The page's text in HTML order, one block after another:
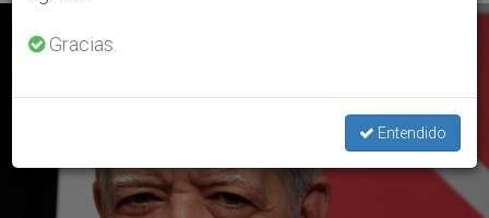
ÚLTIMAS NOTICIAS
Gracias.
Entendido